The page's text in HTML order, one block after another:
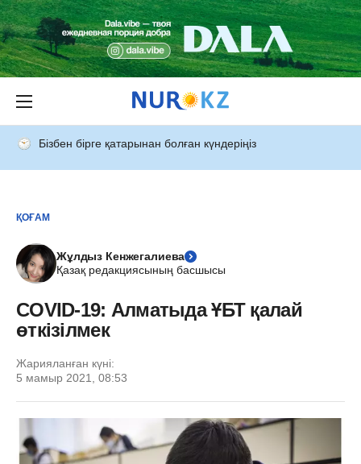
Бізбен бірге қатарынан болған күндеріңіз
ҚОҒАМ
Жұлдыз Кенжегалиева
Қазақ редакциясының басшысы
COVID-19: Алматыда ҰБТ қалай
өткізілмек
Жарияланған күні:
5 мамыр 2021, 08:53